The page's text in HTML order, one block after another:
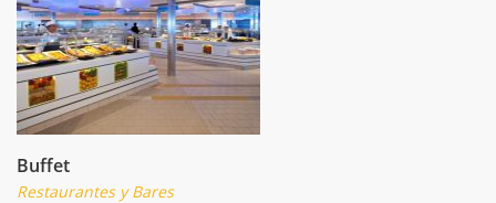
Buffet
Restaurantes y Bares